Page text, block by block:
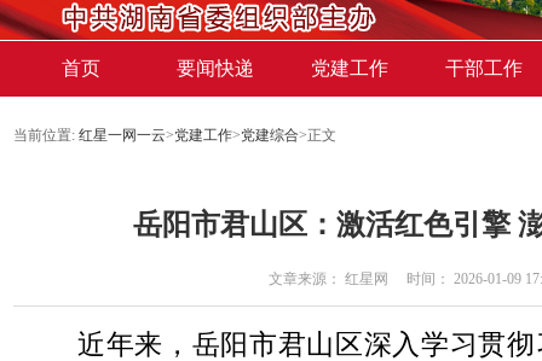
首页 要闻快递 党建工作 干部工作
当前位置: 红星一网一云>党建工作>党建综合>正文
岳阳市君山区：激活红色引擎
文章来源： 红星网 时间： 2026-01-09
近年来，岳阳市君山区深入学习贯